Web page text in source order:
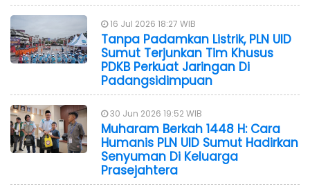
16 Jul 2026 18:27 WIB
Tanpa Padamkan Listrik, PLN UID
Sumut Terjunkan Tim Khusus
PDKB Perkuat Jaringan Di
Padangsidimpuan
30 Jun 2026 19:52 WIB
Muharam Berkah 1448 H: Cara
Humanis PLN UID Sumut Hadirkan
Senyuman Di Keluarga
Prasejahtera